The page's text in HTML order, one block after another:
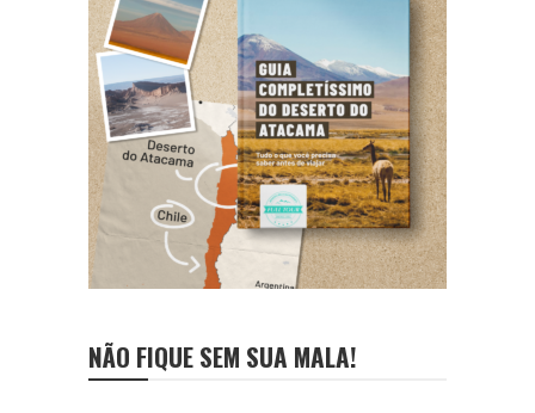
NÃO FIQUE SEM SUA MALA!